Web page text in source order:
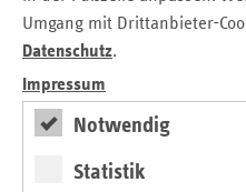
Umgang mit Drittanbieter-
Datenschutz.
Impressum
Notwendig
Statistik
mit Ärzten und
Augenmaß“ geführt werden.
Downloads
Druckversion der